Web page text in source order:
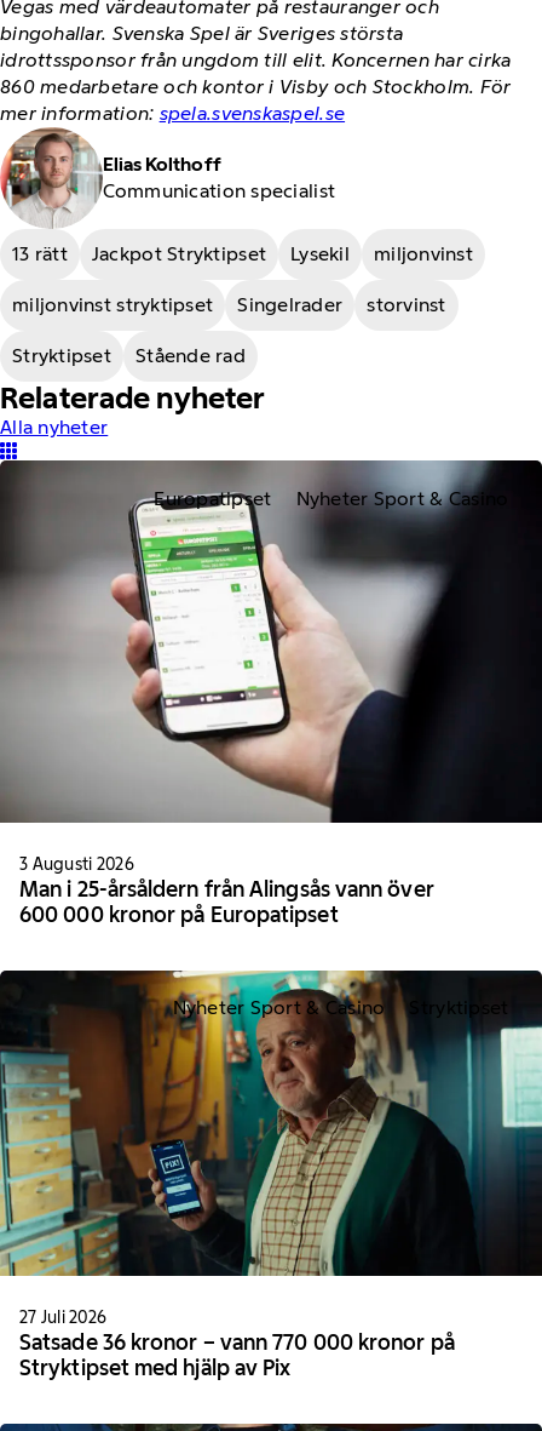
Vegas med värdeautomater på restauranger och
bingohallar. Svenska Spel är Sveriges största
idrottssponsor från ungdom till elit. Koncernen har cirka
860 medarbetare och kontor i Visby och Stockholm. För
mer information: spela.svenskaspel.se
Communication specialist
Elias Kolthoff
13 rätt Jackpot Stryktipset Lysekil miljonvinst
miljonvinst stryktipset Singelrader storvinst
Stryktipset Stående rad
Relaterade nyheter
Alla nyheter
Europatipset Nyheter Sport & Casino
3 Augusti 2026
Man i 25-årsåldern från Alingsås vann över
600 000 kronor på Europatipset
Nyheter Sport & Casino Stryktipset
27 Juli 2026
Satsade 36 kronor – vann 770 000 kronor på
Stryktipset med hjälp av Pix